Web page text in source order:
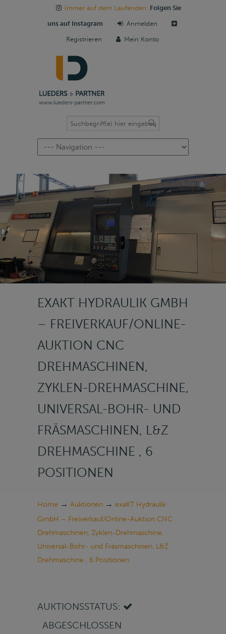
Immer auf dem Laufenden: Folgen Sie
uns auf Instagram Anmelden
Registrieren Mein Konto
Navigation
EXAKT HYDRAULIK GMBH
– FREIVERKAUF/ONLINE-
AUKTION CNC
DREHMASCHINEN,
ZYKLEN-DREHMASCHINE,
UNIVERSAL-BOHR- UND
FRÄSMASCHINEN, L&Z
DREHMASCHINE , 6
POSITIONEN
Home → Auktionen → exaKT Hydraulik
GmbH – Freiverkauf/Online-Auktion CNC
Drehmaschinen, Zyklen-Drehmaschine,
Universal-Bohr- und Fräsmaschinen, L&Z
Drehmaschine , 6 Positionen
AUKTIONSSTATUS:
ABGESCHLOSSEN